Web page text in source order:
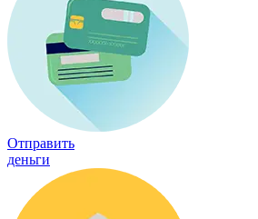
Отправить
деньги